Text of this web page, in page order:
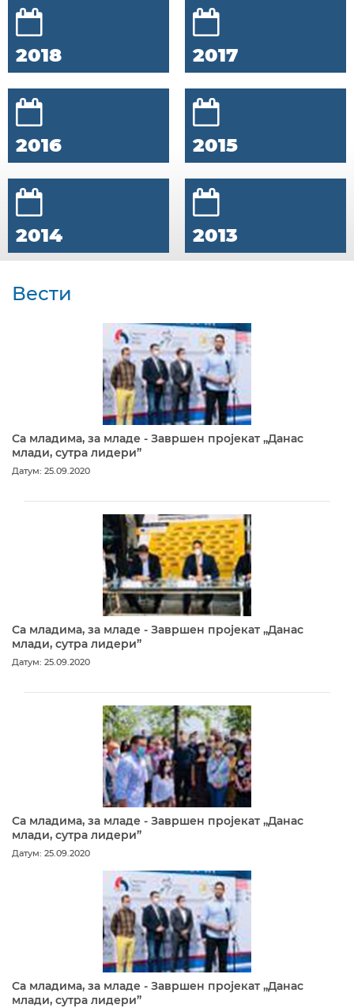
2018 2017
2016 2015
2014 2013
Вести
Са младима, за младе - Завршен пројекат „Данас
млади, сутра лидери”
Датум: 25.09.2020
Са младима, за младе - Завршен пројекат „Данас
млади, сутра лидери”
Датум: 25.09.2020
Са младима, за младе - Завршен пројекат „Данас
млади, сутра лидери”
Датум: 25.09.2020
Са младима, за младе - Завршен пројекат „Данас
млади, сутра лидери”